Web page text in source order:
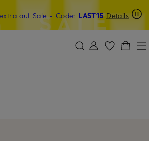
ZUM SUCHFELD ÜBERSPRINGEN
auf Sale- Code: LAST15 Details
mit Beyond sichern